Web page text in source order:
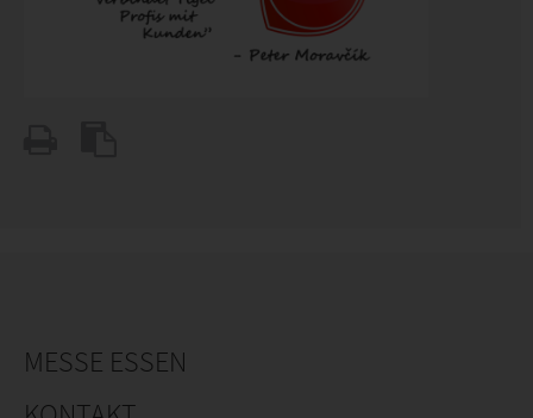
MESSE ESSEN